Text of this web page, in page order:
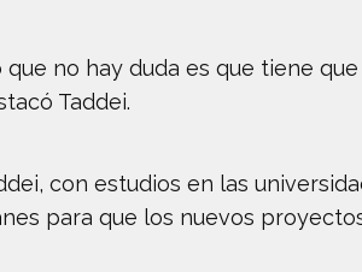
que no hay duda es que tiene
Taddei.
con estudios en las
para que los nuevos